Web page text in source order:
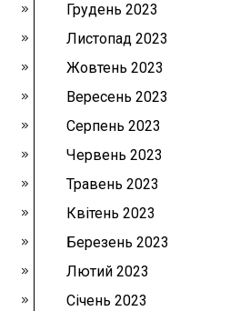
Грудень 2023
Листопад 2023
Жовтень 2023
Вересень 2023
Серпень 2023
Червень 2023
Травень 2023
Квітень 2023
Березень 2023
Лютий 2023
Січень 2023